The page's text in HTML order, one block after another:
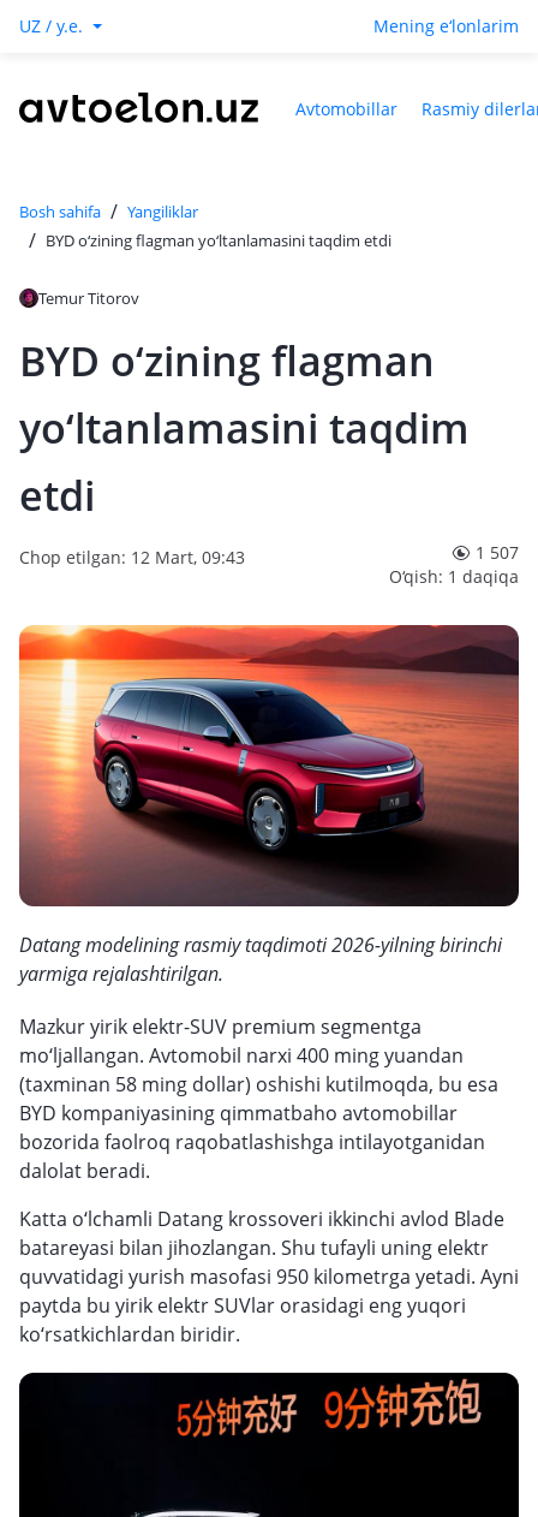
UZ / y.e. Mening e‘lonlarim
Avtomobillar Rasmiy
Bosh sahifa / Yangiliklar
/ BYD o‘zining flagman yo‘ltanlamasini taqdim etdi
Temur Titorov
BYD o‘zining flagman
yo‘ltanlamasini taqdim
etdi
Chop etilgan: 12 Mart, 09:43
1 507
O‘qish: 1 daqiqa
Datang modelining rasmiy taqdimoti 2026-yilning birinchi
yarmiga rejalashtirilgan.
Mazkur yirik elektr-SUV premium segmentga
mo‘ljallangan. Avtomobil narxi 400 ming yuandan
(taxminan 58 ming dollar) oshishi kutilmoqda, bu esa
BYD kompaniyasining qimmatbaho avtomobillar
bozorida faolroq raqobatlashishga intilayotganidan
dalolat beradi.
Katta o‘lchamli Datang krossoveri ikkinchi avlod Blade
batareyasi bilan jihozlangan. Shu tufayli uning elektr
quvvatidagi yurish masofasi 950 kilometrga yetadi. Ayni
paytda bu yirik elektr SUVlar orasidagi eng yuqori
ko‘rsatkichlardan biridir.